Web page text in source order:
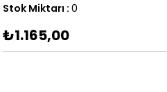
Stok Miktarı : 0
₺1.165,00